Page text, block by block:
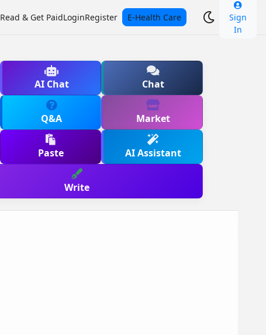
Read & Get PaidLoginRegister E-Health Care
Sign
In
AI Chat Chat
Q&A Market
Paste AI Assistant
Write